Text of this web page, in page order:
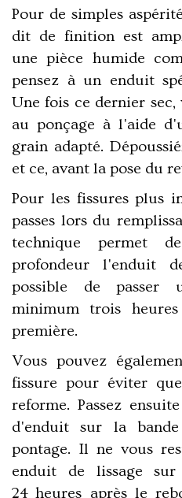
Pour de simples
dit de finition est
une pièce humide
pensez à un enduit
Une fois ce dernier
au ponçage à l'aide
grain adapté.
et ce, avant la pose du
Pour les fissures plus
passes lors du
technique permet
profondeur l'enduit
possible de passer
minimum trois
première.
Vous pouvez
fissure pour éviter
reforme. Passez
d'enduit sur la
pontage. Il ne vous
enduit de lissage
24 heures après le